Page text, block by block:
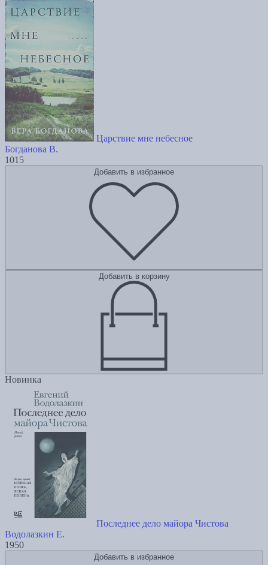
Царствие мне небесное
Богданова В.
1015
Добавить в избранное
Добавить в корзину
Новинка
Последнее дело майора Чистова
Водолазкин Е.
1950
Добавить в избранное